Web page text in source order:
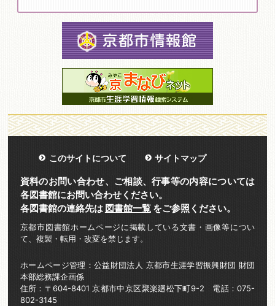
このサイトについて サイトマップ
資料のお問い合わせ、ご相談、行事等の内容については
各図書館にお問い合わせください。
各図書館の連絡先は 図書館一覧をご参照ください。
京都市図書館ホームページに掲載している文書・画像等につい
て、複製・転用・改変を禁じます。
ホームページ管理：公益財団法人 京都市生涯学習振興財団 財団
本部総務課企画係
住所：〒604-8401 京都市中京区聚楽廻松下町9-2 電話：075-
802-3145